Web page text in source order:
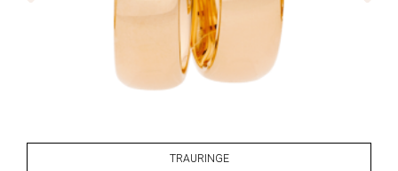
TRAURINGE